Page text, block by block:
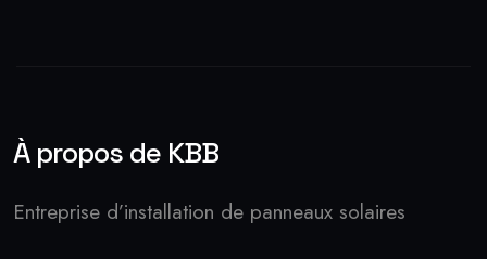
À propos de KBB
Entreprise d’installation de panneaux solaires